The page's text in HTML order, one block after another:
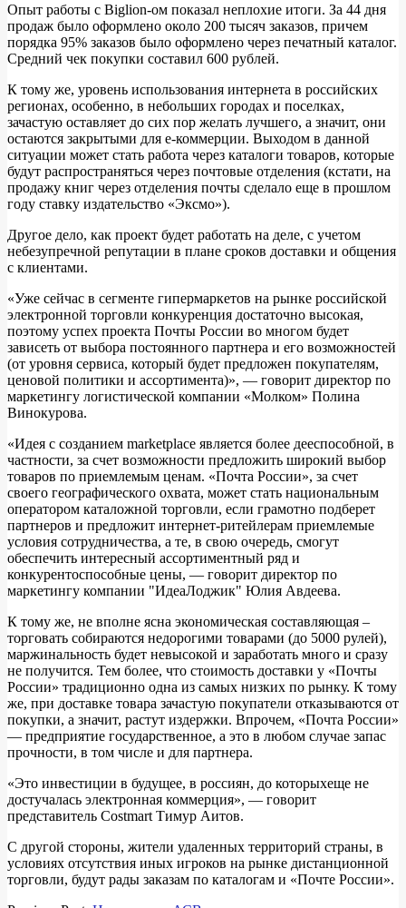
Опыт работы с Biglion-ом показал неплохие итоги. За 44 дня
продаж было оформлено около 200 тысяч заказов, причем
порядка 95% заказов было оформлено через печатный каталог.
Средний чек покупки составил 600 рублей.
К тому же, уровень использования интернета в российских
регионах, особенно, в небольших городах и поселках,
зачастую оставляет до сих пор желать лучшего, а значит, они
остаются закрытыми для e-коммерции. Выходом в данной
ситуации может стать работа через каталоги товаров, которые
будут распространяться через почтовые отделения (кстати, на
продажу книг через отделения почты сделало еще в прошлом
году ставку издательство «Эксмо»).
Другое дело, как проект будет работать на деле, с учетом
небезупречной репутации в плане сроков доставки и общения
с клиентами.
«Уже сейчас в сегменте гипермаркетов на рынке российской
электронной торговли конкуренция достаточно высокая,
поэтому успех проекта Почты России во многом будет
зависеть от выбора постоянного партнера и его возможностей
(от уровня сервиса, который будет предложен покупателям,
ценовой политики и ассортимента)», — говорит директор по
маркетингу логистической компании «Молком» Полина
Винокурова.
«Идея с созданием marketplace является более дееспособной, в
частности, за счет возможности предложить широкий выбор
товаров по приемлемым ценам. «Почта России», за счет
своего географического охвата, может стать национальным
оператором каталожной торговли, если грамотно подберет
партнеров и предложит интернет-ритейлерам приемлемые
условия сотрудничества, а те, в свою очередь, смогут
обеспечить интересный ассортиментный ряд и
конкурентоспособные цены, — говорит директор по
маркетингу компании "ИдеаЛоджик" Юлия Авдеева.
К тому же, не вполне ясна экономическая составляющая –
торговать собираются недорогими товарами (до 5000 рулей),
маржинальность будет невысокой и заработать много и сразу
не получится. Тем более, что стоимость доставки у «Почты
России» традиционно одна из самых низких по рынку. К тому
же, при доставке товара зачастую покупатели отказываются от
покупки, а значит, растут издержки. Впрочем, «Почта России»
— предприятие государственное, а это в любом случае запас
прочности, в том числе и для партнера.
«Это инвестиции в будущее, в россиян, до которыхеще не
достучалась электронная коммерция», — говорит
представитель Costmart Тимур Аитов.
С другой стороны, жители удаленных территорий страны, в
условиях отсутствия иных игроков на рынке дистанционной
торговли, будут рады заказам по каталогам и «Почте России».